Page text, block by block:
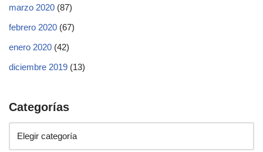
marzo 2020 (87)
febrero 2020 (67)
enero 2020 (42)
diciembre 2019 (13)
Categorías